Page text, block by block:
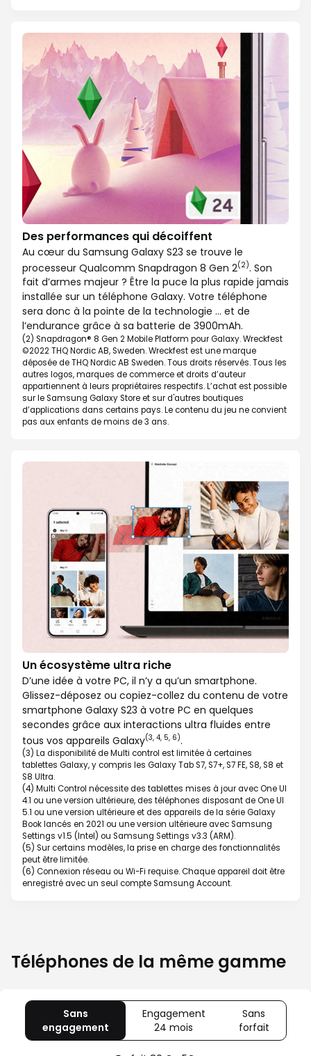
Des performances qui décoiffent
Au cœur du Samsung Galaxy S23 se trouve le
processeur Qualcomm Snapdragon 8 Gen 2(2). Son
fait d’armes majeur ? Être la puce la plus rapide jamais
installée sur un téléphone Galaxy. Votre téléphone
sera donc à la pointe de la technologie … et de
l’endurance grâce à sa batterie de 3900mAh.
(2) Snapdragon® 8 Gen 2 Mobile Platform pour Galaxy. Wreckfest
©2022 THQ Nordic AB, Sweden. Wreckfest est une marque
déposée de THQ Nordic AB Sweden. Tous droits réservés. Tous les
autres logos, marques de commerce et droits d’auteur
appartiennent à leurs propriétaires respectifs. L’achat est possible
sur le Samsung Galaxy Store et sur d'autres boutiques
d’applications dans certains pays. Le contenu du jeu ne convient
pas aux enfants de moins de 3 ans.
Un écosystème ultra riche
D’une idée à votre PC, il n’y a qu’un smartphone.
Glissez-déposez ou copiez-collez du contenu de votre
smartphone Galaxy S23 à votre PC en quelques
secondes grâce aux interactions ultra fluides entre
tous vos appareils Galaxy(3, 4, 5, 6).
(3) La disponibilité de Multi control est limitée à certaines
tablettes Galaxy, y compris les Galaxy Tab S7, S7+, S7 FE, S8, S8 et
S8 Ultra.
(4) Multi Control nécessite des tablettes mises à jour avec One UI
4.1 ou une version ultérieure, des téléphones disposant de One UI
5.1 ou une version ultérieure et des appareils de la série Galaxy
Book lancés en 2021 ou une version ultérieure avec Samsung
Settings v1.5 (Intel) ou Samsung Settings v3.3 (ARM).
(5) Sur certains modèles, la prise en charge des fonctionnalités
peut être limitée.
(6) Connexion réseau ou Wi-Fi requise. Chaque appareil doit être
enregistré avec un seul compte Samsung Account.
Téléphones de la même gamme
Sans
engagement
80
Engagement
24 mois
Offre
Sans
forfait
Sans